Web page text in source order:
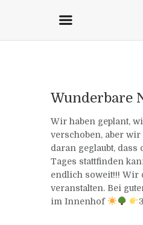
Wunderbare
Wir haben geplant,
verschoben, aber
daran geglaubt, dass
Tages stattfinden
endlich soweit!!! Wir
veranstalten. Bei
im Innenhof